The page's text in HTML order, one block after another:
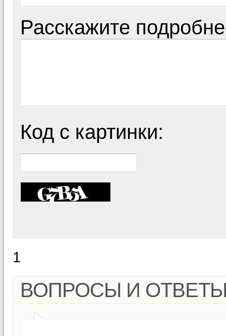
Расскажите
Код с картинки:
1
ВОПРОСЫ И